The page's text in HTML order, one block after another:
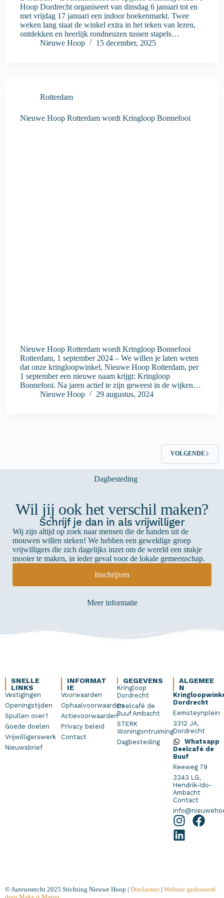
Hoop Dordrecht organiseert van dinsdag 6 januari tot en
met vrijdag 17 januari een indoor boekenmarkt. Twee
weken lang staat de winkel extra in het teken van lezen,
ontdekken en heerlijk rondneuzen tussen stapels…
Nieuwe Hoop
15 december, 2025
Rotterdam
Nieuwe Hoop Rotterdam wordt Kringloop Bonnefooi
Nieuwe Hoop Rotterdam wordt Kringloop Bonnefooi
Rotterdam, 1 september 2024 – We willen je laten weten
dat onze kringloopwinkel, Nieuwe Hoop Rotterdam, per
1 september een nieuwe naam krijgt: Kringloop
Bonnefooi. Na jaren actief te zijn geweest in de wijken…
Nieuwe Hoop
29 augustus, 2024
VOLGENDE
Wil jij ook het verschil maken?
Schrijf je dan in als vrijwilliger
Wij zijn altijd op zoek naar mensen die de handen uit de
mouwen willen steken! We hebben een geweldige groep
vrijwilligers die zich dagelijks inzet om de wereld een stukje
mooier te maken, in ieder geval voor de lokale gemeenschap.
Inschrijven
Meer informatie
SNELLE
LINKS
Vestigingen
Openingstijden
Spullen over?
Goede doelen
Vrijwilligerswerk
Nieuwsbrief
INFORMAT
IE
Voorwaarden
Ophaalvoorwaarden
Actievoorwaarden
Privacy beleid
Contact
GEGEVENS
Kringloop
Dordrecht
Deelcafé de
Buuf Ambacht
STERK
Woningontruiming
Dagbesteding
ALGEMEE
N
Dordrecht
Eemsteynplein
3312 JA,
Dordrecht
Whatsapp
Deelcafé de
Buuf
Reeweg 79
3343 LG,
Hendrik-Ido-
Ambacht
Contact
© Auteursrecht 2025 Stichting Nieuwe Hoop | Disclaimer| Website gedoneerd